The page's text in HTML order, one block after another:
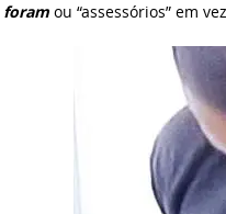
foramou “assessórios” em